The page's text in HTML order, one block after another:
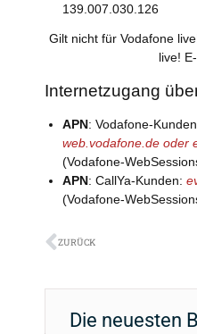
139.007.030.126
Gilt nicht für Vodafone
live!
Internetzugang
APN: Vodafone-
web.vodafone.de oder
(Vodafone-
APN: CallYa-Kunden:
(Vodafone-
Zurück
ZURÜCK
Die neuesten